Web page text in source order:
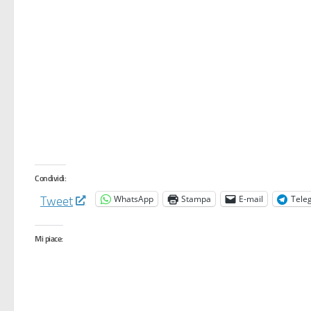
Condividi:
Tweet WhatsApp Stampa E-mail
Mi piace: